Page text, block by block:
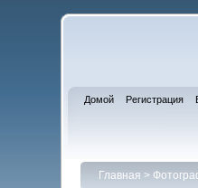
Домой Регистрация
Главная >